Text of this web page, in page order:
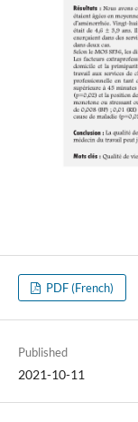
PDF (French)
Published
2021-10-11